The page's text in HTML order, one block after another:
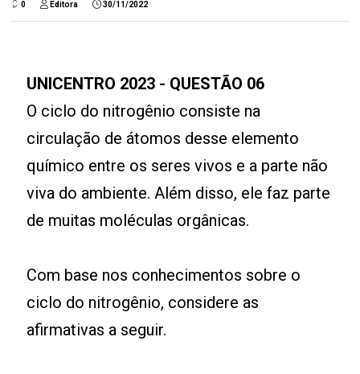
0 Editora 30/11/2022
UNICENTRO 2023 - QUESTÃO 06
O ciclo do nitrogênio consiste na
circulação de átomos desse elemento
químico entre os seres vivos e a parte não
viva do ambiente. Além disso, ele faz parte
de muitas moléculas orgânicas.
Com base nos conhecimentos sobre o
ciclo do nitrogênio, considere as
afirmativas a seguir.